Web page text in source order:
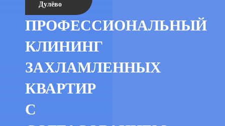
Дулёво
ПРОФЕССИОНАЛЬНЫЙ
КЛИНИНГ
ЗАХЛАМЛЕННЫХ
КВАРТИР
С